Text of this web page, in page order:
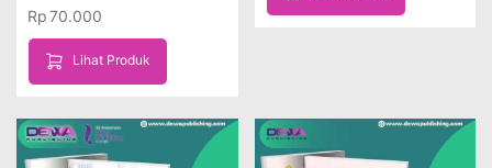
Rp70.000
Lihat Produk